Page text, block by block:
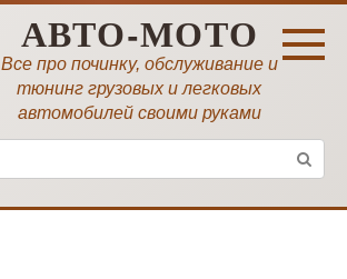
АВТО-МОТО
Все про починку, обслуживание и
тюнинг грузовых и легковых
автомобилей своими руками